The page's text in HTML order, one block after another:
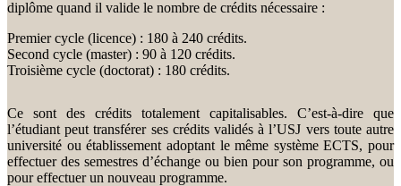
diplôme quand il valide le nombre de crédits nécessaire :
Premier cycle (licence) : 180 à 240 crédits.
Second cycle (master) : 90 à 120 crédits.
Troisième cycle (doctorat) : 180 crédits.
Ce sont des crédits totalement capitalisables. C’est-à-dire que
l’étudiant peut transférer ses crédits validés à l’USJ vers toute autre
université ou établissement adoptant le même système ECTS, pour
effectuer des semestres d’échange ou bien pour son programme, ou
pour effectuer un nouveau programme.